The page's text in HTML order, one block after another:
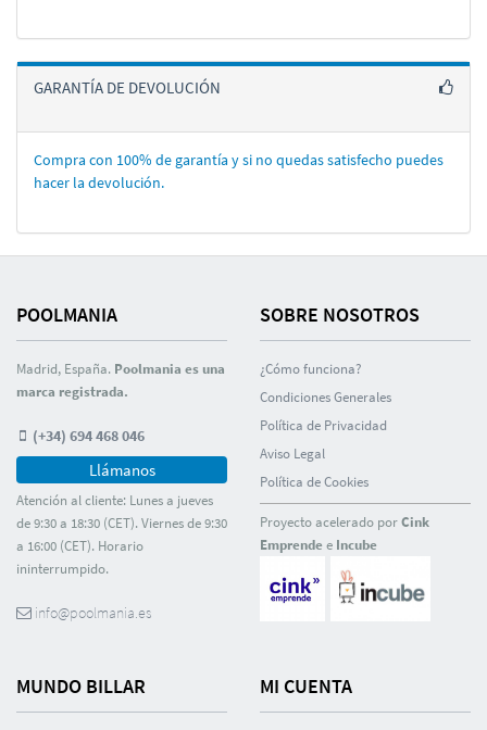
GARANTÍA DE DEVOLUCIÓN
Compra con 100% de garantí­a y si no quedas satisfecho puedes
hacer la devolución.
POOLMANIA
Madrid, España. Poolmania es una
marca registrada.
(+34) 694 468 046
Llámanos
Atención al cliente: Lunes a jueves
de 9:30 a 18:30 (CET). Viernes de 9:30
a 16:00 (CET). Horario
ininterrumpido.
info@poolmania.es
SOBRE NOSOTROS
¿Cómo funciona?
Condiciones Generales
Polí­tica de Privacidad
Aviso Legal
Polí­tica de Cookies
Proyecto acelerado porCink
Emprendee Incube
MUNDO BILLAR MI CUENTA